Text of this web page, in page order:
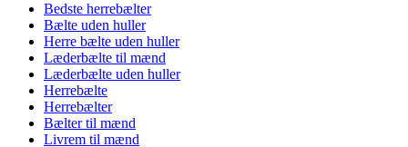
Bedste herrebælter
Bælte uden huller
Herre bælte uden huller
Læderbælte til mænd
Læderbælte uden huller
Herrebælte
Herrebælter
Bælter til mænd
Livrem til mænd